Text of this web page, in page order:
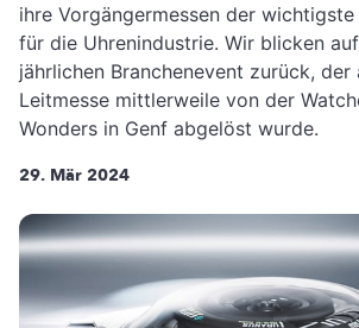
ihre Vorgängermessen der
für die Uhrenindustrie. Wir blicken
jährlichen Branchenevent zurück, der
Leitmesse mittlerweile von der
Wonders in Genf abgelöst wurde.
29. Mär 2024